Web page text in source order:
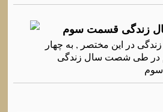
زندگی قسمت سوم
در این مختصر , به چهار
ام در طی شصت سال زندگی